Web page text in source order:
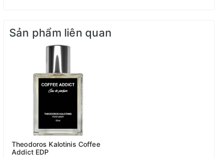
Độ toả hương: Xa – trên 2m
Phong cách: Thu hút, Quyến rũ, Sang trọng
Hương thơm gỗ phương Đông độc đáo và
đầy quyền lực của nước hoa Theodoros
Kalotinis Santal Wood Extrait De Parfum
Sản phẩm liên quan
Theodoros Kalotinis Coffee
Addict EDP